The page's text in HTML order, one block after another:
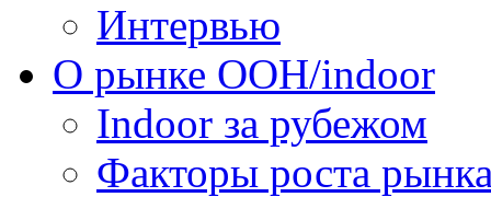
Интервью
О рынке OOH/indoor
Indoor за рубежом
Факторы роста